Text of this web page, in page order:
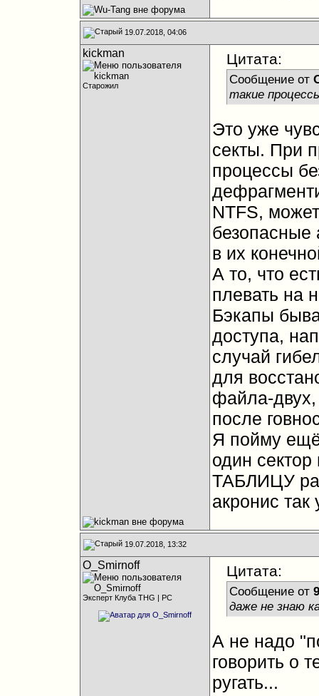
19.07.2018, 04:06
kickman
Старожил
Цитата:
Сообщение от
такие
Это уже
секты. При
процессы
NTFS,
безопасные
в их
А то, что
плевать на
Бэкапы
доступа,
случай
для
файла-двух,
после
Я пойму
один
ТАБЛИЦУ
акронис
19.07.2018, 13:32
O_Smirnoff
Эксперт Клуба THG | PC
Цитата:
Сообщение от
даже не знаю
А не надо
говорить о
ругать...